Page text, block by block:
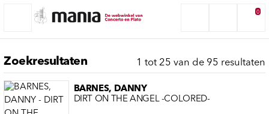
0
Zoekresultaten 1 tot 25 van de 95 resultaten
BARNES, DANNY
DIRT ON THE ANGEL -COLORED-